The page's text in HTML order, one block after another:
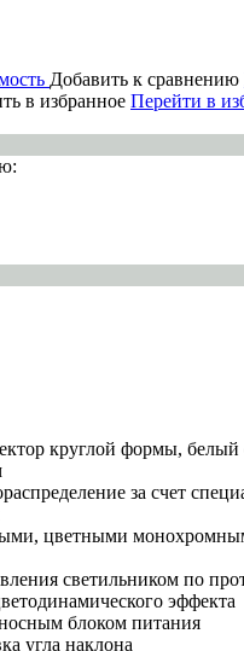
Добавить к сравнению
в избранное Перейти в
круглой формы, белый
за счет
цветными
светильником по
эффекта
блоком питания
угла наклона